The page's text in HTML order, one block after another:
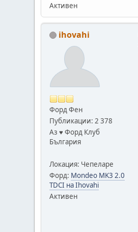
Активен
ihovahi
Форд Фен
Публикации: 2 378
Аз ♥ Форд Клуб
България
Локация: Чепеларе
Форд: Mondeo MK3 2.0
TDCI на Ihovahi
Активен